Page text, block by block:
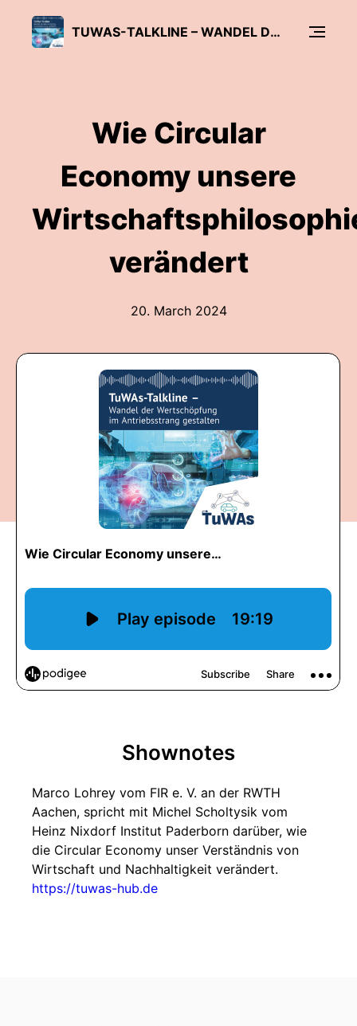
TUWAS-TALKLINE – WANDEL DER WERTSCHÖPFUNG IM ANTRIEBSSTRANG GESTALTEN
Wie Circular
Economy unsere
verändert
20. March 2024
Shownotes
Marco Lohrey vom FIR e. V. an der RWTH
Aachen, spricht mit Michel Scholtysik vom
Heinz Nixdorf Institut Paderborn darüber, wie
die Circular Economy unser Verständnis von
Wirtschaft und Nachhaltigkeit verändert.
https://tuwas-hub.de